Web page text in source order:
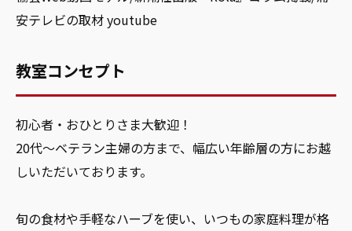
安テレビの取材 youtube
教室コンセプト
初心者・おひとりさま大歓迎！
20代～ベテラン主婦の方まで、幅広い年齢層の方にお越
しいただいております。
旬の食材や手軽なハーブを使い、いつもの家庭料理が格